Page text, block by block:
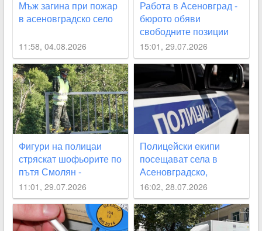
Мъж загина при пожар
в асеновградско село
11:58, 04.08.2026
Работа в Асеновград -
бюрото обяви
свободните позиции
15:01, 29.07.2026
Фигури на полицаи
стряскат шофьорите по
пътя Смолян -
Асеновград
11:01, 29.07.2026
Полицейски екипи
посещават села в
Асеновградско,
Карловско, “Родопи“
през август
16:02, 28.07.2026